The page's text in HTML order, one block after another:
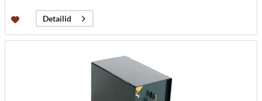
Detailid